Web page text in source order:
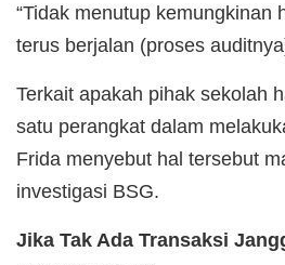
“Tidak menutup kemungkinan
terus berjalan (proses
Terkait apakah pihak sekolah
satu perangkat dalam
Frida menyebut hal tersebut
investigasi BSG.
Jika Tak Ada Transaksi